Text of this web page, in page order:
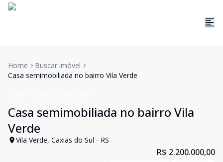
Home
Buscar imóvel
Casa semimobiliada no bairro Vila Verde
Casa semimobiliada no bairro Vila
Verde
Vila Verde, Caxias do Sul - RS
R$ 2.200.000,00